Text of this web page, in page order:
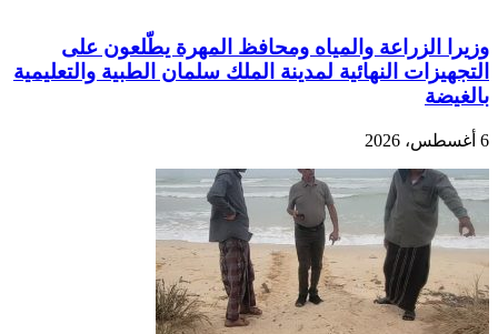
وزيرا الزراعة والمياه ومحافظ المهرة يطّلعون على
التجهيزات النهائية لمدينة الملك سلمان الطبية والتعليمية
بالغيضة
6 أغسطس، 2026